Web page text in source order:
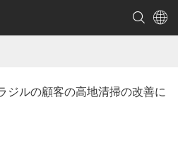
ルの顧客の高地清掃の改善に